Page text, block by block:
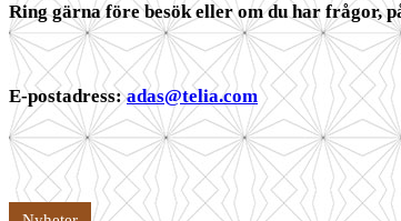
Ring gärna före besök eller om du har frågor,
E-postadress:adas@telia.com